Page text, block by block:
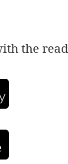
the